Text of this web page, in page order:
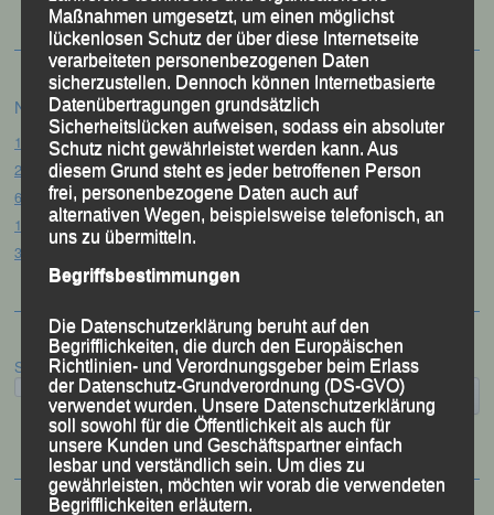
Neueste Beiträge
15. Pörndorfer Sommernachtslauf – Pörndorf, 01.08.2026
20. Goldener Steig-Lauf – Stozec/Tusset, 01.08.2026
61. Bergsportfest – Ortenburg, 26.07.2026
12. Loser Berglauf – Altaussee/Österreich, 25.07.2026
32. Sommerbiathlon – Passau, 18.07.2026
Suchen
Maßnahmen umgesetzt, um einen möglichst
lückenlosen Schutz der über diese Internetseite
verarbeiteten personenbezogenen Daten
sicherzustellen. Dennoch können Internetbasierte
Datenübertragungen grundsätzlich
Sicherheitslücken aufweisen, sodass ein absoluter
Schutz nicht gewährleistet werden kann. Aus
diesem Grund steht es jeder betroffenen Person
frei, personenbezogene Daten auch auf
alternativen Wegen, beispielsweise telefonisch, an
uns zu übermitteln.
Begriffsbestimmungen
Die Datenschutzerklärung beruht auf den
Begrifflichkeiten, die durch den Europäischen
Richtlinien- und Verordnungsgeber beim Erlass
der Datenschutz-Grundverordnung (DS-GVO)
verwendet wurden. Unsere Datenschutzerklärung
soll sowohl für die Öffentlichkeit als auch für
unsere Kunden und Geschäftspartner einfach
lesbar und verständlich sein. Um dies zu
gewährleisten, möchten wir vorab die verwendeten
Begrifflichkeiten erläutern.